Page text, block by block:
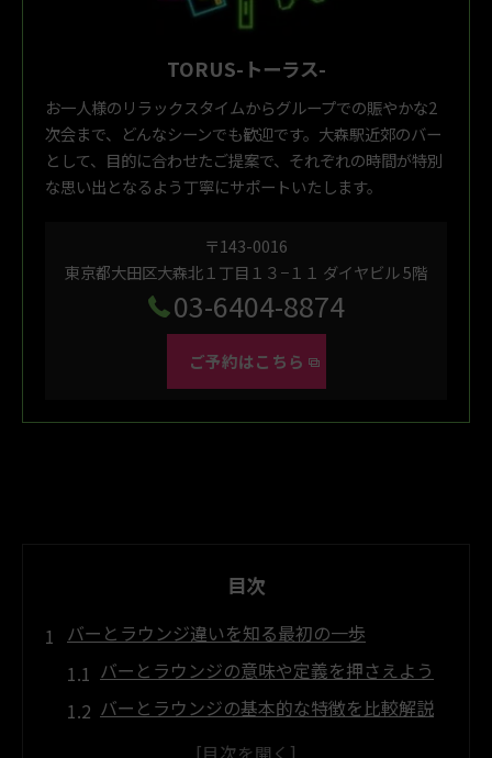
TORUS-トーラス-
お一人様のリラックスタイムからグループでの賑やかな2
次会まで、どんなシーンでも歓迎です。大森駅近郊のバー
として、目的に合わせたご提案で、それぞれの時間が特別
な思い出となるよう丁寧にサポートいたします。
〒143-0016
東京都大田区大森北１丁目１３−１１ ダイヤビル 5階
03-6404-8874
ご予約はこちら
目次
バーとラウンジ違いを知る最初の一歩
バーとラウンジの意味や定義を押さえよう
バーとラウンジの基本的な特徴を比較解説
バー ラウンジ 違いが生まれた歴史的背景